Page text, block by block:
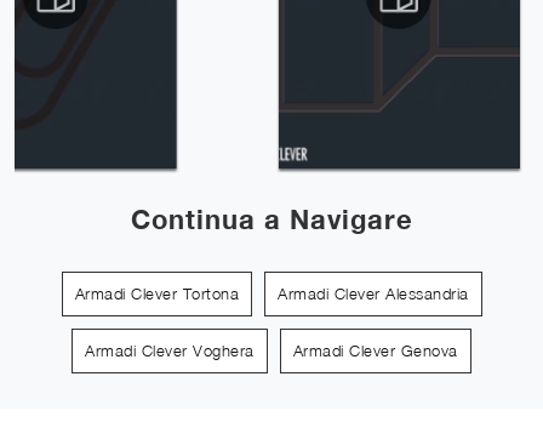
Continua a Navigare
Armadi Clever Tortona Armadi Clever Alessandria
Armadi Clever Voghera Armadi Clever Genova